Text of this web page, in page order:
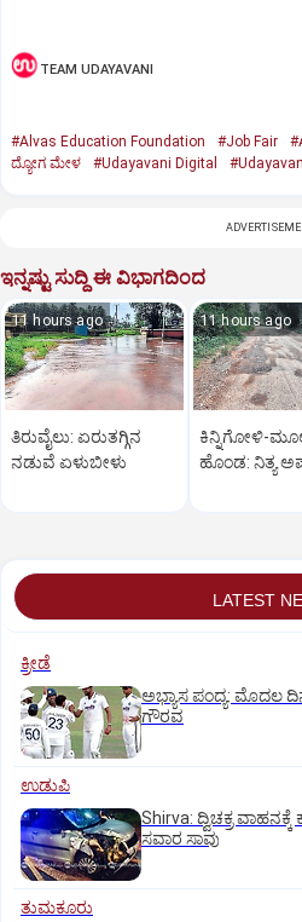
TEAM UDAYAVANI
#Alvas Education Foundation #Job Fair
ದ್ಯೋಗ ಮೇಳ
#Udayavani Digital
ಇನ್ನಷ್ಟು ಸುದ್ದಿ ಈ ವಿಭಾಗದಿಂದ
11 hours ago
ತಿರುವೈಲು: ಏರುತಗ್ಗಿನ
ನಡುವೆ ಏಳುಬೀಳು
11 hours ago
ಕಿನ್ನಿಗೋಳಿ-
ಹೊಂಡ: ನಿತ್ಯ
LATEST
ಕ್ರೀಡೆ
ಅಭ್ಯಾಸ ಪಂದ್ಯ: ಮೊದಲ
ಗೌರವ
ಉಡುಪಿ
Shirva: ದ್ವಿಚಕ್ರ ವಾಹನಕ್ಕೆ
ಸವಾರ ಸಾವು
ತುಮಕೂರು